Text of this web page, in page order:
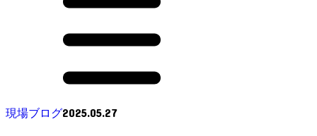
現場ブログ2025.05.27